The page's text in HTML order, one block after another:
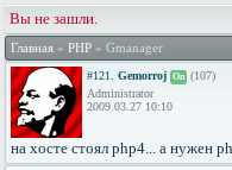
Вы не зашли.
Главная » PHP » Gmanager
#121. Gemorroj On (107)
Administrator
2009.03.27 10:10
на хосте стоял php4... а нужен